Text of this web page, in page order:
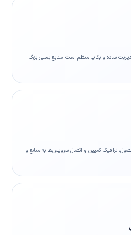
ساده و بکاپ منظم است. منابع بسیار بزرگ
ترافیک کمپین و اتصال سرویس‌ها به منابع و